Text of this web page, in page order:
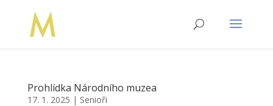
Prohlídka Národního muzea
17. 1. 2025 | Senioři